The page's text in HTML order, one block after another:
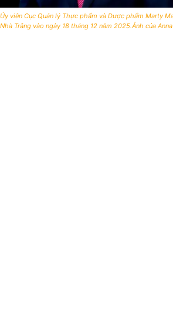
Ủy viên Cục Quản lý Thực phẩm và Dược phẩm Marty
Nhà Trắng vào ngày 18 tháng 12 năm 2025.Ảnh của